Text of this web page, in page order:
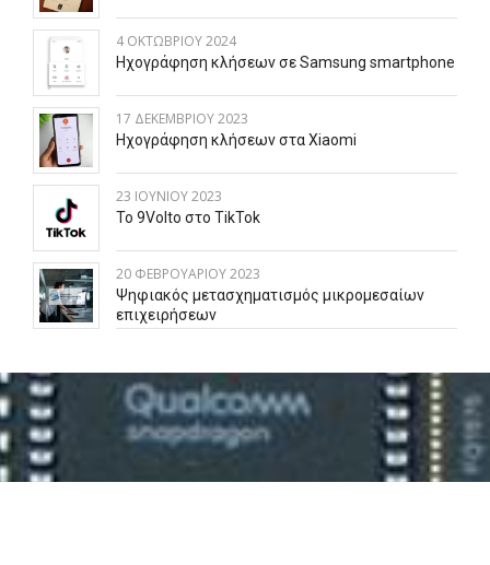
4 ΟΚΤΩΒΡΊΟΥ 2024
Ηχογράφηση κλήσεων σε Samsung smartphone
17 ΔΕΚΕΜΒΡΊΟΥ 2023
Ηχογράφηση κλήσεων στα Xiaomi
23 ΙΟΥΝΊΟΥ 2023
To 9Volto στο TikTok
20 ΦΕΒΡΟΥΑΡΊΟΥ 2023
Ψηφιακός μετασχηματισμός μικρομεσαίων
επιχειρήσεων